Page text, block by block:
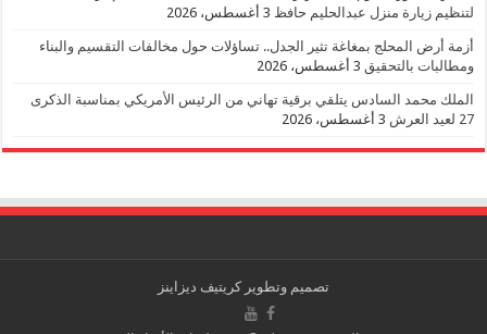
لتنظيم زيارة منزل عبدالحليم حافظ 3 أغسطس، 2026
أزمة أرض المحلج بمغاغة تثير الجدل.. تساؤلات حول مخالفات التقسيم والبناء
ومطالبات بالتحقيق 3 أغسطس، 2026
الملك محمد السادس يتلقي برقية تهاني من الرئيس الأمريكي بمناسبة الذكرى
27 لعيد العرش
3 أغسطس، 2026
تصميم وتطويركريتيف ديزاينز